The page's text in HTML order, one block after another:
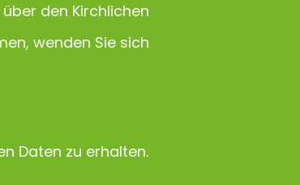
den Kirchlichen
wenden Sie sich
Daten zu erhalten.